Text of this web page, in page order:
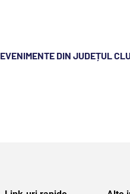
EVENIMENTE DIN JUDEȚUL